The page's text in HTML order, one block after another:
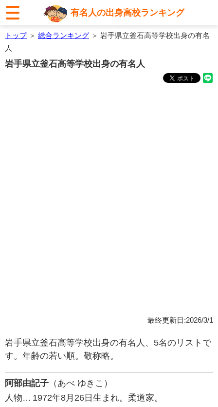
有名人の出身高校ランキング
トップ＞ 総合ランキング ＞ 岩手県立釜石高等学校出身の有名
人
岩手県立釜石高等学校出身の有名人
最終更新日:2026/3/1
岩手県立釜石高等学校出身の有名人、5名のリストで
す。年齢の若い順。敬称略。
阿部由記子 （あべ ゆきこ）
人物… 1972年8月26日生まれ。柔道家。